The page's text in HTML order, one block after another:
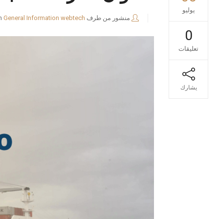
يوليو
0
تعليقات
يشارك
منشور من طرف webtech
General Information